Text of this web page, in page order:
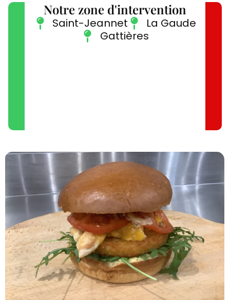
Notre zone d'intervention
Saint-Jeannet
La Gaude
Gattières